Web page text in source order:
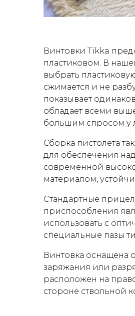
Винтовки Tikka
пластиковом. В
выбрать
сжимается и не
показывает
обладает всеми
большим спросом у
Сборка пистолета
для обеспечения
современной
материалом,
Стандартные
приспособления
использовать с
специальные пазы
Винтовка оснащена
заряжания или
расположен на
стороне ствольной